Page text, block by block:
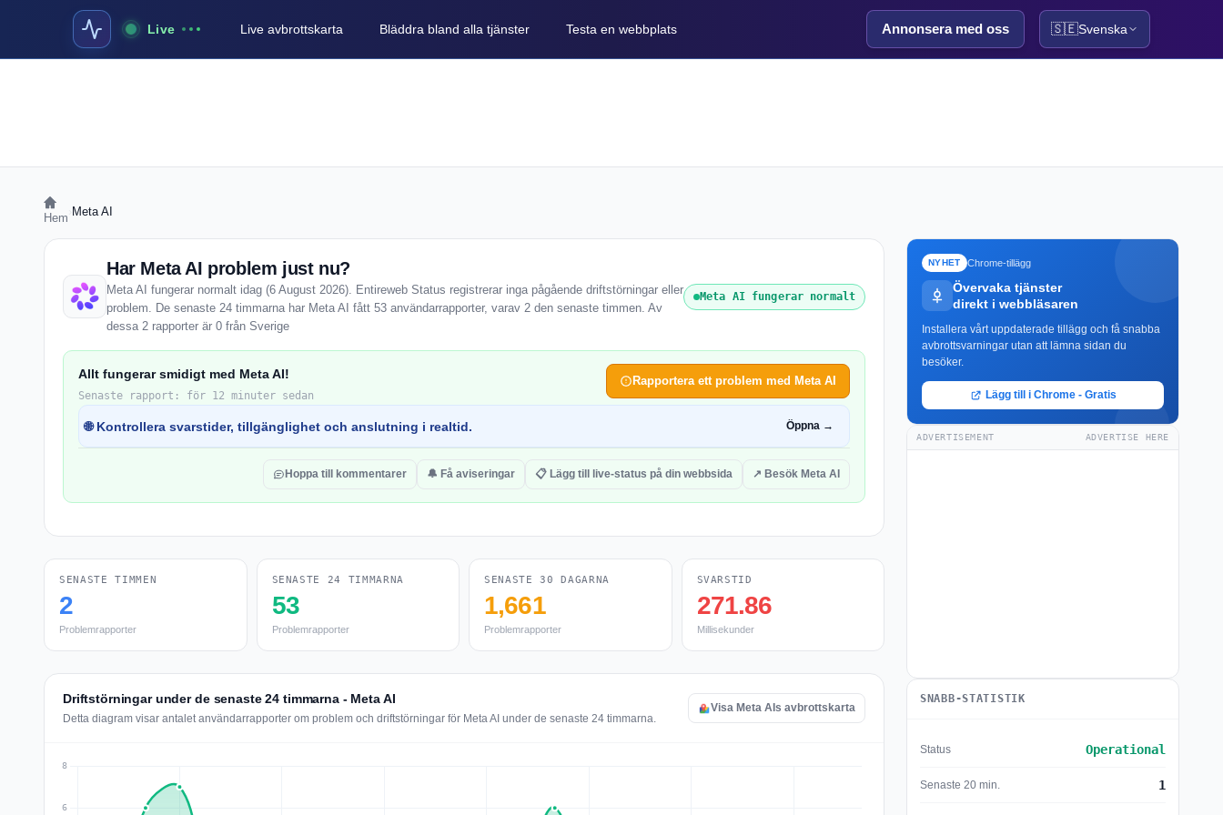
Live Live avbrottskarta Bläddra bland alla tjänster Testa en webbplats Annonsera med oss 🇸🇪Svenska
Hem Meta AI
Har Meta AI problem just nu?
Meta AI fungerar normalt idag (6 August 2026). Entireweb Status registrerar inga pågående driftstörningar eller
problem. De senaste 24 timmarna har Meta AI fått 53 användarrapporter, varav 2 den senaste timmen. Av
dessa 2 rapporter är 0 från Sverige
Meta AI fungerar normalt
Allt fungerar smidigt med Meta AI!
Senaste rapport: för 12 minuter sedan
Rapportera ett problem med Meta AI
🌐 Kontrollera svarstider, tillgänglighet och anslutning i realtid. Öppna →
Hoppa till kommentarer 🔔 Få aviseringar 📋 Lägg till live-status på din webbsida ↗ Besök Meta AI
SENASTE TIMMEN
2
Problemrapporter
SENASTE 24 TIMMARNA
53
Problemrapporter
SENASTE 30 DAGARNA
1,661
Problemrapporter
SVARSTID
271.86
Millisekunder
Driftstörningar under de senaste 24 timmarna - Meta AI
Detta diagram visar antalet användarrapporter om problem och driftstörningar för Meta AI under de senaste 24 timmarna.
Visa Meta AIs avbrottskarta
NYHET Chrome-tillägg
Övervaka tjänster
direkt i webbläsaren
Installera vårt uppdaterade tillägg och få snabba
avbrottsvarningar utan att lämna sidan du
besöker.
Lägg till i Chrome - Gratis
ADVERTISEMENT ADVERTISE HERE
SNABB-STATISTIK
Status Operational
Senaste 20 min. 1